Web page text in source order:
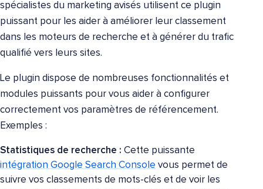
spécialistes du marketing avisés utilisent ce plugin
puissant pour les aider à améliorer leur classement
dans les moteurs de recherche et à générer du trafic
qualifié vers leurs sites.
Le plugin dispose de nombreuses fonctionnalités et
modules puissants pour vous aider à configurer
correctement vos paramètres de référencement.
Exemples :
Statistiques de recherche : Cette puissante
intégration Google Search Console vous permet de
suivre vos classements de mots-clés et de voir les